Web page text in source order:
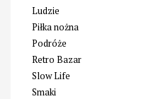
Ludzie
Piłka nożna
Podróże
Retro Bazar
Slow Life
Smaki